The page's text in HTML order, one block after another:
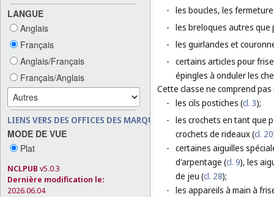
LANGUE
Anglais
Français
Anglais/Français
Français/Anglais
LIENS VERS DES OFFICES DES MARQUES
MODE DE VUE
Plat
NCLPUB v5.0.3
Dernière modification le:
2026.06.04
- les boucles, les
- les breloques autres
- les guirlandes et
- certains articles pour
épingles à onduler les
Cette classe ne comprend
- les cils postiches (cl. 3);
- les crochets en tant que
crochets de rideaux (cl. 20
- certaines aiguilles
d'arpentage (cl. 9), les
de jeu (cl. 28);
- les appareils à main à